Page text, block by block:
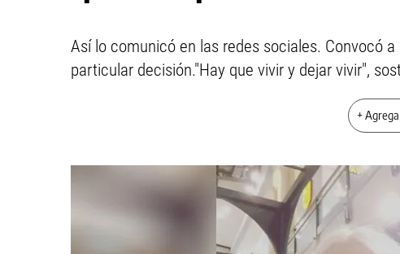
Así lo comunicó en las redes sociales. Convocó
particular decisión."Hay que vivir y dejar vivir",
+